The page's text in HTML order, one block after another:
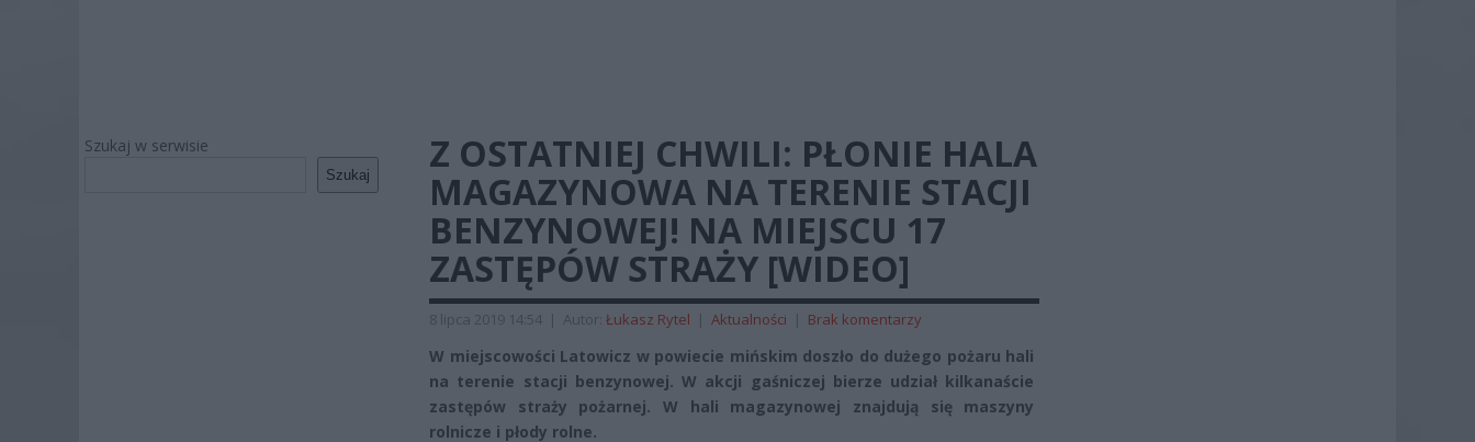
Szukaj w serwisie
Szukaj
Z OSTATNIEJ CHWILI: PŁONIE HALA
MAGAZYNOWA NA TERENIE STACJI
BENZYNOWEJ! NA MIEJSCU 17
ZASTĘPÓW STRAŻY [WIDEO]
8 lipca 2019 14:54 | Autor: Łukasz Rytel | Aktualności | Brak komentarzy
W miejscowości Latowicz w powiecie mińskim doszło do dużego pożaru hali
na terenie stacji benzynowej. W akcji gaśniczej bierze udział kilkanaście
zastępów straży pożarnej. W hali magazynowej znajdują się maszyny
rolnicze i płody rolne.